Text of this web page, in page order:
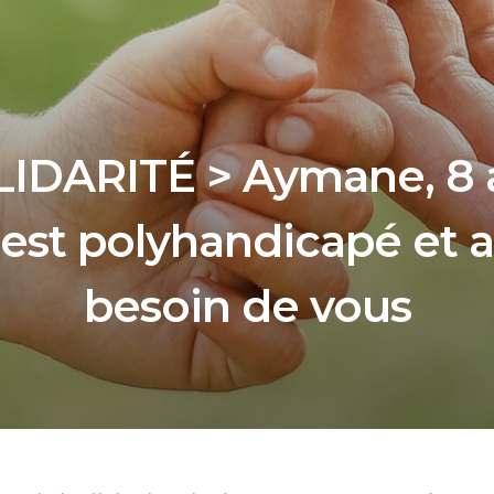
> Aymane, 8
est polyhandicapé et a
besoin de vous